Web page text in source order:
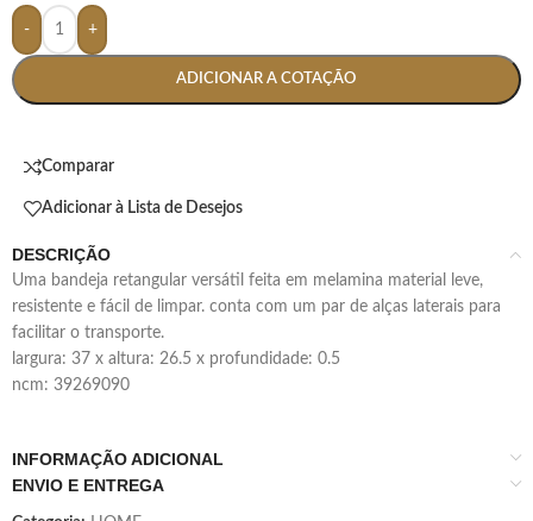
- +
ADICIONAR A COTAÇÃO
Comparar
Adicionar à Lista de Desejos
DESCRIÇÃO
uma bandeja retangular versátil feita em melamina material leve,
resistente e fácil de limpar. conta com um par de alças laterais para
facilitar o transporte.
largura: 37 x altura: 26.5 x profundidade: 0.5
ncm: 39269090
INFORMAÇÃO ADICIONAL
ENVIO E ENTREGA